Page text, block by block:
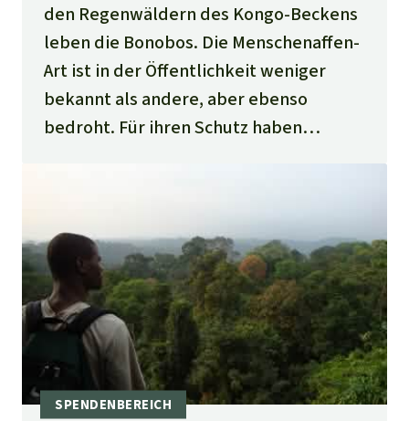
den Regenwäldern des Kongo-Beckens
leben die Bonobos. Die Menschenaffen-
Art ist in der Öffentlichkeit weniger
bekannt als andere, aber ebenso
bedroht. Für ihren Schutz haben
in drei Dörfern am Rande des Salonga
Nationalparks Schulkinder, damit auch
sie vom Bonobo-Schutz profitieren.